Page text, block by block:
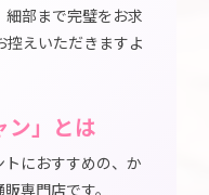
細部まで完璧をお求
控えいただきますよ
ン」とは
におすすめの、か
専門店です。